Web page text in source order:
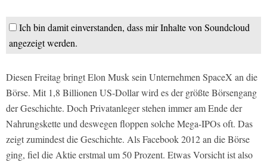
Ich bin damit einverstanden, dass mir Inhalte von Soundcloud
angezeigt werden.
Diesen Freitag bringt Elon Musk sein Unternehmen SpaceX an die
Börse. Mit 1,8 Billionen US-Dollar wird es der größte Börsengang
der Geschichte. Doch Privatanleger stehen immer am Ende der
Nahrungskette und deswegen floppen solche Mega-IPOs oft. Das
zeigt zumindest die Geschichte. Als Facebook 2012 an die Börse
ging, fiel die Aktie erstmal um 50 Prozent. Etwas Vorsicht ist also